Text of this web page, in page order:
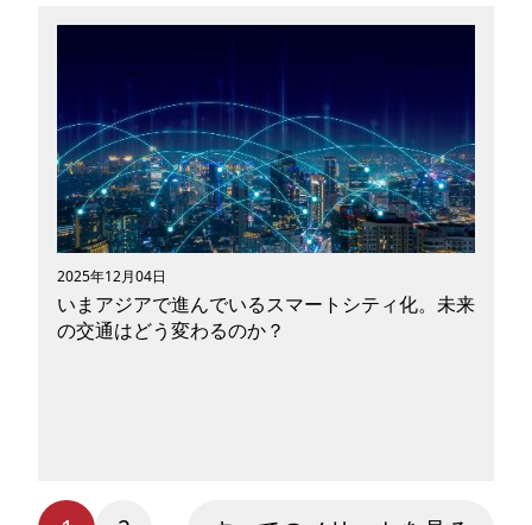
す。 2025年4月から10月の間に大阪万博会場へ
の交通手段として運行したことで話題の「まほろ
ば」は水素で動く「水素燃料電池船」です。 水
素燃料電池船とはどんなモビリティなのか、開発
企業である岩谷産業株式会社(以下岩谷産業)が力
を入れている水素エネルギー事業と合わせてご紹
介します。
2025年12月04日
いまアジアで進んでいるスマートシティ化。未来
の交通はどう変わるのか？